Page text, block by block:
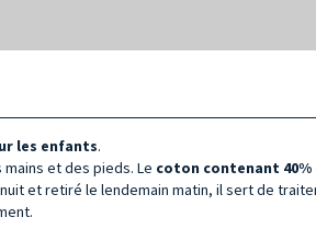
les enfants.
et des pieds. Le coton contenant
et retiré le lendemain matin, il sert de